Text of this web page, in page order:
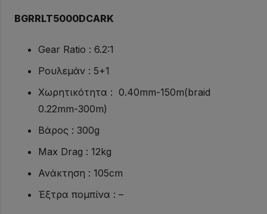
BGRRLT5000DCARK
Gear Ratio : 6.2:1
Ρουλεμάν : 5+1
Χωρητικότητα : 0.40mm-150m(braid
0.22mm-300m)
Βάρος : 300g
Max Drag : 12kg
Ανάκτηση : 105cm
Έξτρα πομπίνα : –